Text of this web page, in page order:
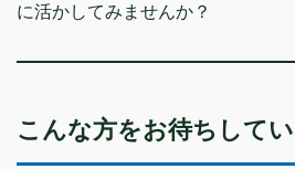
に活かしてみませんか？
こんな方をお待ちしてい